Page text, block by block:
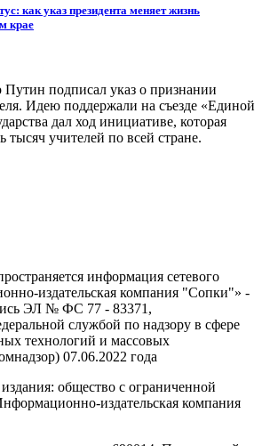
как указ президента меняет жизнь
крае
подписал указ о признании
Идею поддержали на съезде «Единой
дал ход инициативе, которая
тысяч учителей по всей стране.
информация сетевого
издательская компания "Сопки"» -
ЭЛ № ФС 77 - 83371,
службой по надзору в сфере
технологий и массовых
07.06.2022 года
общество с ограниченной
издательская компания